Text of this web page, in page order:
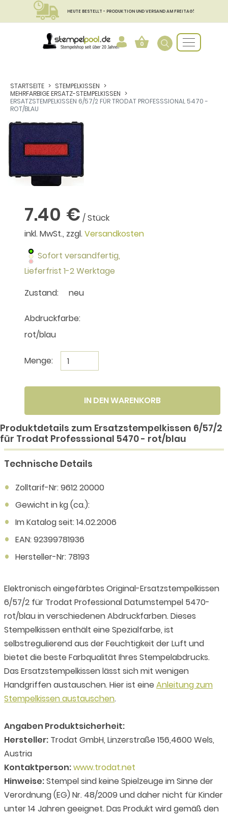
HEUTE BESTELLT - PRODUKTION UND VERSAND AM FREITAG!
0
STARTSEITE
STEMPELKISSEN
MEHRFARBIGE ERSATZ-STEMPELKISSEN
ERSATZSTEMPELKISSEN 6/57/2 FÜR TRODAT PROFESSSIONAL 5470 -
ROT/BLAU
7.40 € / Stück
inkl. MwSt., zzgl.Versandkosten
Sofort versandfertig,
Lieferfrist 1-2 Werktage
Zustand:
neu
Abdruckfarbe:
rot/blau
Menge:
IN DEN WARENKORB
Produktdetails zum Ersatzstempelkissen 6/57/2
für Trodat Professsional 5470 - rot/blau
Technische Details
Zolltarif-Nr: 9612 20000
Gewicht in kg (ca.):
Im Katalog seit: 14.02.2006
EAN: 92399781936
Hersteller-Nr: 78193
Elektronisch eingefärbtes Original-Ersatzstempelkissen
6/57/2 für Trodat Professional Datumstempel 5470-
rot/blau in verschiedenen Abdruckfarben. Dieses
Stempelkissen enthält eine Spezialfarbe, ist
selbstregulierend aus der Feuchtigkeit der Luft und
bietet die beste Farbqualität Ihres Stempelabdrucks.
Das Ersatzstempelkissen lässt sich mit wenigen
Handgriffen austauschen. Hier ist eine Anleitung zum
Stempelkissen austauschen.
Angaben Produktsicherheit:
Hersteller: Trodat GmbH, Linzerstraße 156,4600 Wels,
Austria
Kontaktperson:www.trodat.net
Hinweise:Stempel sind keine Spielzeuge im Sinne der
Verordnung (EG) Nr. 48/2009 und daher nicht für Kinder
unter 14 Jahren geeignet. Das Produkt wird gemäß den